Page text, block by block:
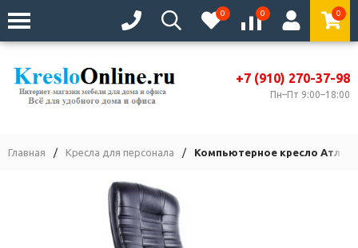
0 0 0
+7 (910) 270-37-98
Пн–Пт 9:00–18:00
Главная / Кресла для персонала / Компьютерное кресло